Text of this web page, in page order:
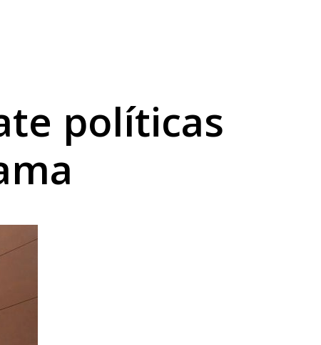
domingo
políticas